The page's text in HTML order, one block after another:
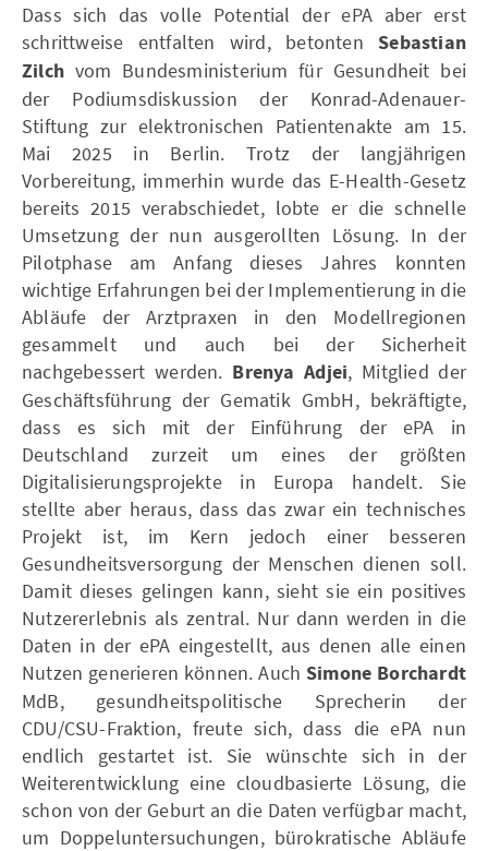
Dass sich das volle Potential der ePA aber erst
schrittweise entfalten wird, betonten Sebastian
Zilch vom Bundesministerium für Gesundheit bei
der Podiumsdiskussion der Konrad-Adenauer-
Stiftung zur elektronischen Patientenakte am 15.
Mai 2025 in Berlin. Trotz der langjährigen
Vorbereitung, immerhin wurde das E-Health-Gesetz
bereits 2015 verabschiedet, lobte er die schnelle
Umsetzung der nun ausgerollten Lösung. In der
Pilotphase am Anfang dieses Jahres konnten
wichtige Erfahrungen bei der Implementierung in die
Abläufe der Arztpraxen in den Modellregionen
gesammelt und auch bei der Sicherheit
nachgebessert werden. Brenya Adjei, Mitglied der
Geschäftsführung der Gematik GmbH, bekräftigte,
dass es sich mit der Einführung der ePA in
Deutschland zurzeit um eines der größten
Digitalisierungsprojekte in Europa handelt. Sie
stellte aber heraus, dass das zwar ein technisches
Projekt ist, im Kern jedoch einer besseren
Gesundheitsversorgung der Menschen dienen soll.
Damit dieses gelingen kann, sieht sie ein positives
Nutzererlebnis als zentral. Nur dann werden in die
Daten in der ePA eingestellt, aus denen alle einen
Nutzen generieren können. Auch Simone Borchardt
MdB, gesundheitspolitische Sprecherin der
CDU/CSU-Fraktion, freute sich, dass die ePA nun
endlich gestartet ist. Sie wünschte sich in der
Weiterentwicklung eine cloudbasierte Lösung, die
schon von der Geburt an die Daten verfügbar macht,
um Doppeluntersuchungen, bürokratische Abläufe